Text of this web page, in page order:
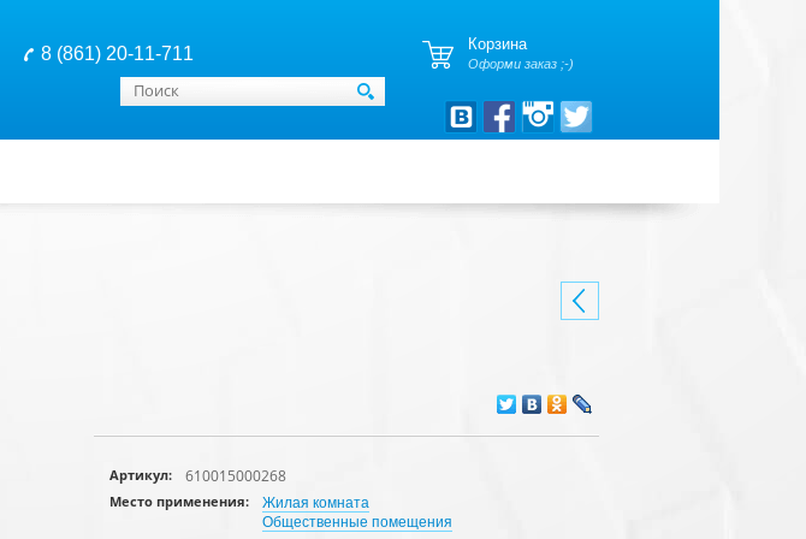
8 (861) 20-11-711 Корзина
Оформи заказ ;-)
Форма поиска
Поиск
Артикул: 610015000268
Место применения:
Жилая комната
Общественные помещения